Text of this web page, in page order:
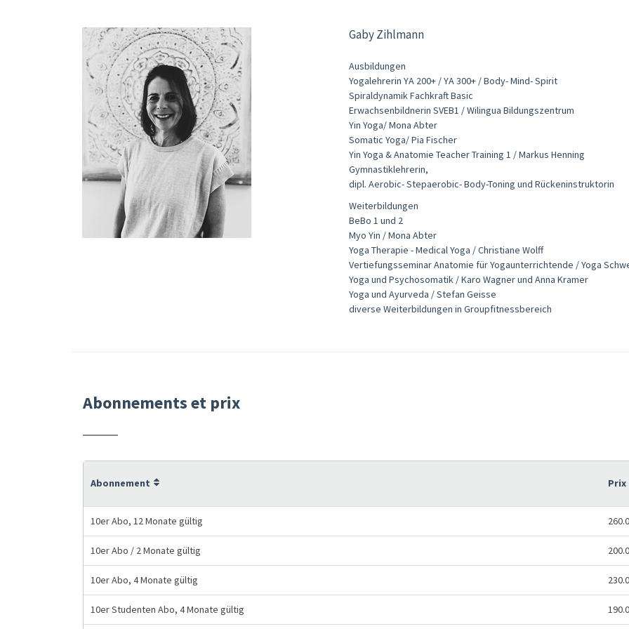
Gaby Zihlmann
Ausbildungen
Yogalehrerin YA 200+ / YA 300+ / Body- Mind- Spirit
Spiraldynamik Fachkraft Basic
Erwachsenbildnerin SVEB1 / Wilingua Bildungszentrum
Yin Yoga/ Mona Abter
Somatic Yoga/ Pia Fischer
Yin Yoga & Anatomie Teacher Training 1 / Markus Henning
Gymnastiklehrerin,
dipl. Aerobic- Stepaerobic- Body-Toning und Rückeninstruktorin
Weiterbildungen
BeBo 1 und 2
Myo Yin / Mona Abter
Yoga Therapie - Medical Yoga / Christiane Wolff
Vertiefungsseminar Anatomie für Yogaunterrichtende / Yoga
Yoga und Psychosomatik / Karo Wagner und Anna Kramer
Yoga und Ayurveda / Stefan Geisse
diverse Weiterbildungen in Groupfitnessbereich
Abonnements et prix
Abonnement Prix
10er Abo, 12 Monate gültig
10er Abo / 2 Monate gültig
10er Abo, 4 Monate gültig
10er Studenten Abo, 4 Monate gültig